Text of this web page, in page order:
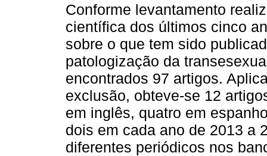
Conforme levantamento
científica dos últimos cinco
sobre o que tem sido
patologização da
encontrados 97 artigos.
exclusão, obteve-se 12
em inglês, quatro em
dois em cada ano de 2013 a
diferentes periódicos nos